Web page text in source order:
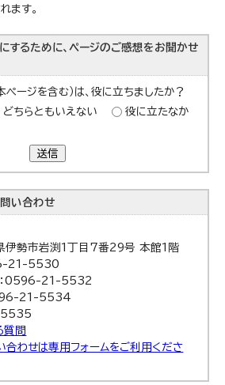
ます。
するために、ページのご感想をお聞かせ
ページを含む）は、役に立ちましたか？
どちらともいえない
役に立たなか
送信
い合わせ
勢市岩渕1丁目7番29号 本館1階
21-5530
：0596-21-5532
21-5534
5535
質問
合わせは専用フォームをご利用くださ